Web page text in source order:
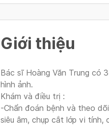
Giới thiệu
Bác sĩ Hoàng Văn Trung có
hình ảnh.
Khám và điều trị :
-Chẩn đoán bệnh và theo
siêu âm, chụp cắt lớp vi tính,